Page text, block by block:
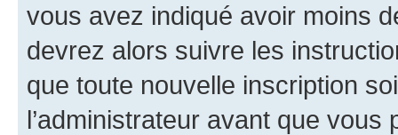
vous avez indiqué avoir moins
devrez alors suivre les
que toute nouvelle inscription
l’administrateur avant que